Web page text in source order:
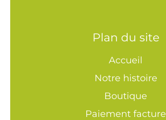
Plan du site
Accueil
Notre histoire
Boutique
Paiement facture